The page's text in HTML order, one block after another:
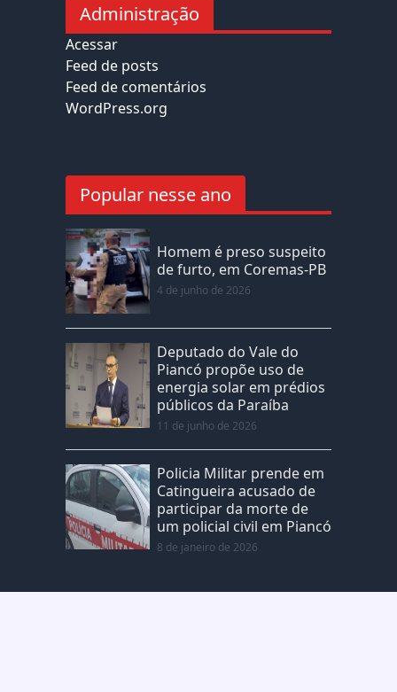
Administração
Acessar
Feed de posts
Feed de comentários
WordPress.org
Popular nesse ano
Homem é preso suspeito
de furto, em Coremas-PB
4 de junho de 2026
Deputado do Vale do
Piancó propõe uso de
energia solar em prédios
públicos da Paraíba
11 de junho de 2026
Policia Militar prende em
Catingueira acusado de
participar da morte de
um policial civil em Piancó
8 de janeiro de 2026